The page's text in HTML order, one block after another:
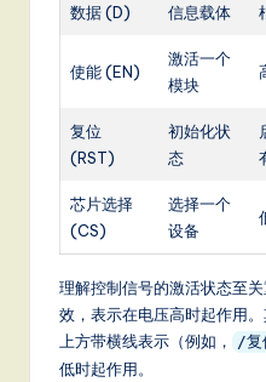
ti
o
数据 (D) 信息载体
使能 (EN)
激活一个
模块
复位
(RST)
初始化状
态
芯片选择
(CS)
选择一个
设备
理解控制信号的激活状态至
效，表示在电压高时起作用
上方带横线表示（例如，
/复
低时起作用。